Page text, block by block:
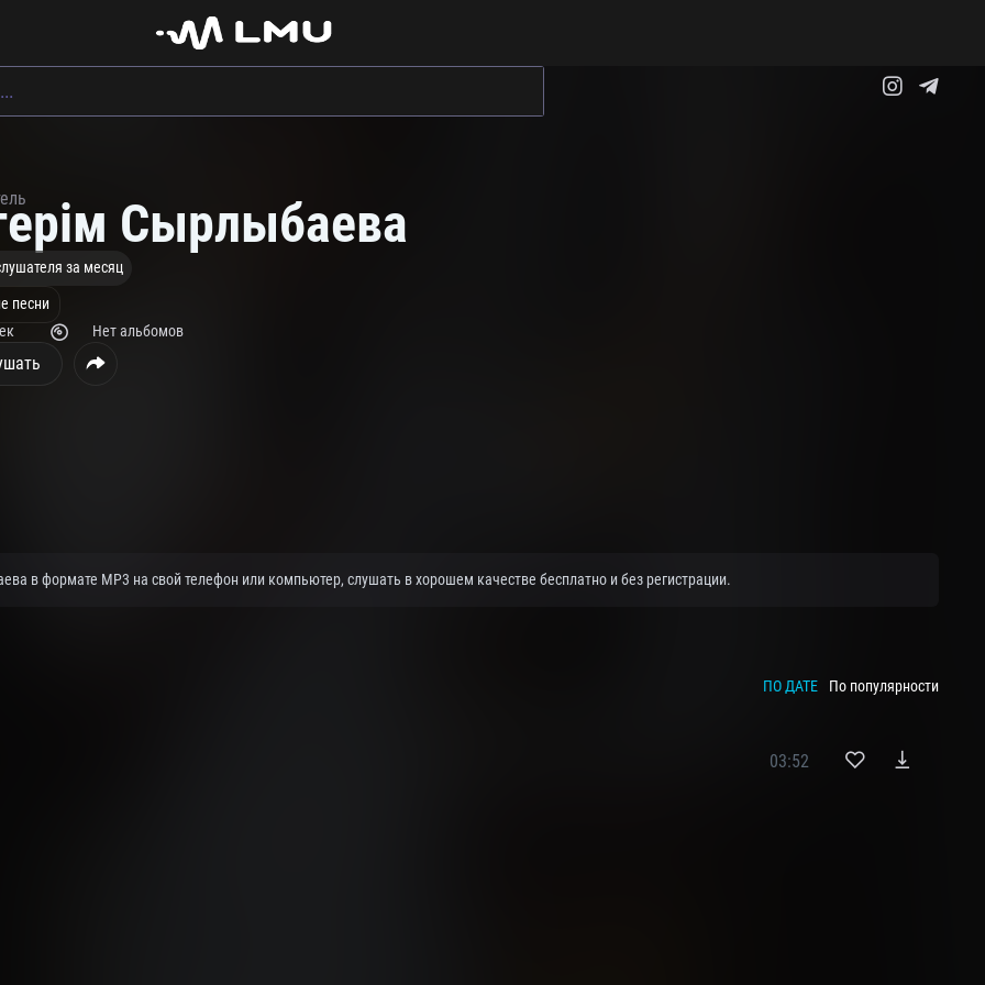
Сырлыбаева
за месяц
песни
Нет альбомов
в формате MP3 на свой телефон или компьютер, слушать в хорошем качестве бесплатно и без регистрации.
ПО ДАТЕ По популярности
03:52